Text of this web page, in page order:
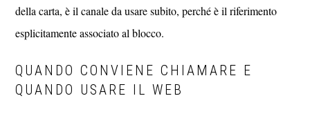
della carta, è il canale da usare subito, perché è il riferimento
esplicitamente associato al blocco.
QUANDO CONVIENE CHIAMARE E
QUANDO USARE IL WEB